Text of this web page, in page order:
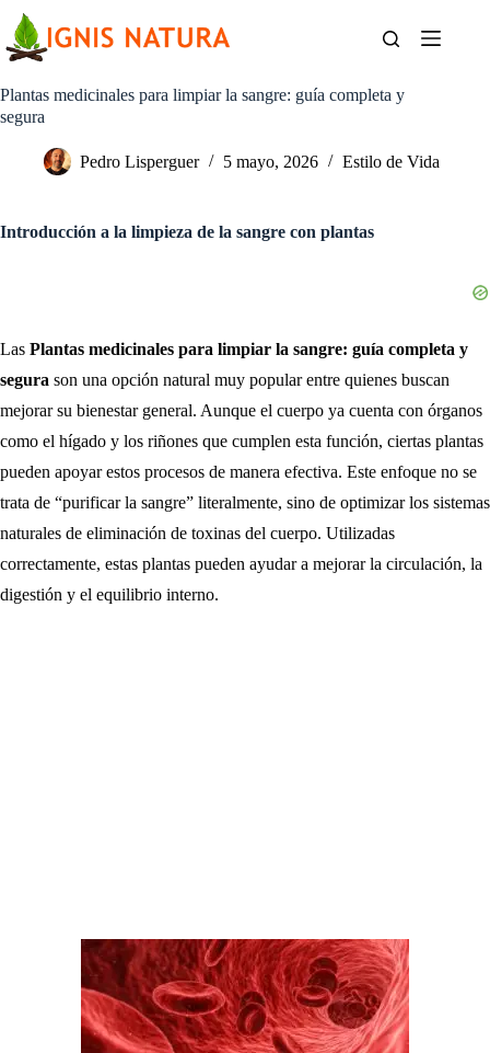
contenido
Plantas medicinales para limpiar la sangre: guía completa y
segura
Pedro Lisperguer 5 mayo, 2026 Estilo de Vida
Introducción a la limpieza de la sangre con plantas
Las Plantas medicinales para limpiar la sangre: guía completa y
segura son una opción natural muy popular entre quienes buscan
mejorar su bienestar general. Aunque el cuerpo ya cuenta con órganos
como el hígado y los riñones que cumplen esta función, ciertas plantas
pueden apoyar estos procesos de manera efectiva. Este enfoque no se
trata de “purificar la sangre” literalmente, sino de optimizar los sistemas
naturales de eliminación de toxinas del cuerpo. Utilizadas
correctamente, estas plantas pueden ayudar a mejorar la circulación, la
digestión y el equilibrio interno.